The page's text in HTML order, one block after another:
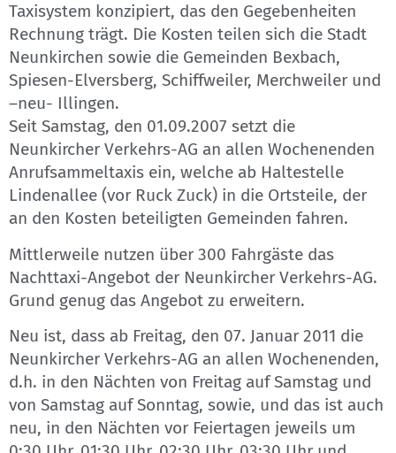
Taxisystem konzipiert, das den Gegebenheiten
Rechnung trägt. Die Kosten teilen sich die Stadt
Neunkirchen sowie die Gemeinden Bexbach,
Spiesen-Elversberg, Schiffweiler, Merchweiler und
–neu- Illingen.
Seit Samstag, den 01.09.2007 setzt die
Neunkircher Verkehrs-AG an allen Wochenenden
Anrufsammeltaxis ein, welche ab Haltestelle
Lindenallee (vor Ruck Zuck) in die Ortsteile, der
an den Kosten beteiligten Gemeinden fahren.
Mittlerweile nutzen über 300 Fahrgäste das
Nachttaxi-Angebot der Neunkircher Verkehrs-AG.
Grund genug das Angebot zu erweitern.
Neu ist, dass ab Freitag, den 07. Januar 2011 die
Neunkircher Verkehrs-AG an allen Wochenenden,
d.h. in den Nächten von Freitag auf Samstag und
von Samstag auf Sonntag, sowie, und das ist auch
neu, in den Nächten vor Feiertagen jeweils um